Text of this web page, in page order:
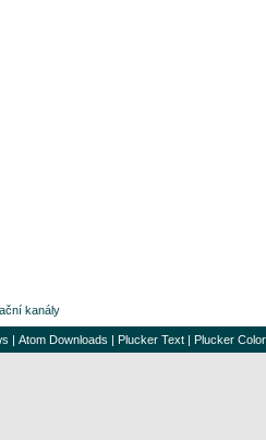
kanály
| Atom Downloads | Plucker Text | Plucker Color